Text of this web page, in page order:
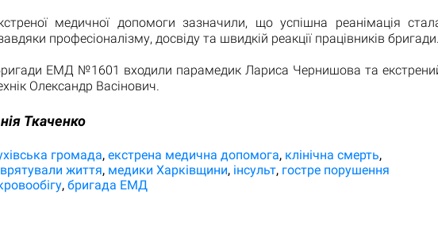
медичної допомоги зазначили, що успішна реанімація
професіоналізму, досвіду та швидкій реакції працівників бригади.
ЕМД №1601 входили парамедик Лариса Чернишова та
Олександр Васінович.
Ткаченко
громада екстрена медична допомога клінічна смерть
врятували життя медики Харківщини інсульт гостре порушення
бригада ЕМД